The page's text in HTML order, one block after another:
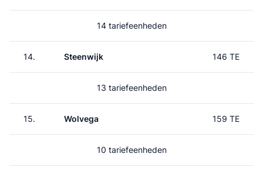
14 tariefeenheden
14. Steenwijk 146 TE
13 tariefeenheden
15. Wolvega 159 TE
10 tariefeenheden